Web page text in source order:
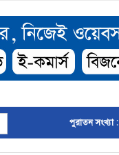
পুরাতন সংখ্যা :